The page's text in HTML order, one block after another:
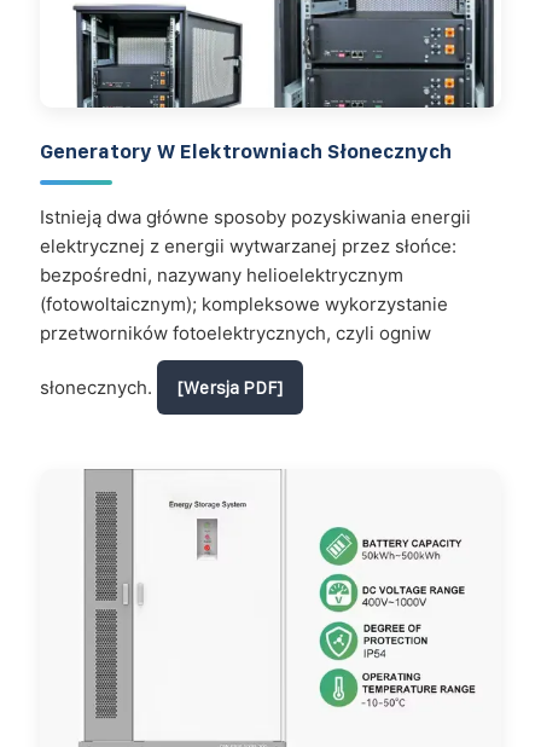
Generatory W Elektrowniach Słonecznych
Istnieją dwa główne sposoby pozyskiwania energii
elektrycznej z energii wytwarzanej przez słońce:
bezpośredni, nazywany helioelektrycznym
(fotowoltaicznym); kompleksowe wykorzystanie
przetworników fotoelektrycznych, czyli ogniw
słonecznych. [Wersja PDF]